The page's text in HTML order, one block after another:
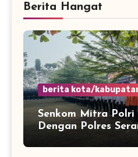
Berita Hangat
berita kota/
Senkom Mitra Polri
Dengan Polres
Rangka Apel
Bencana Musim